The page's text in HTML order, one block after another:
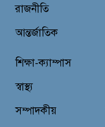
রাজনীতি
আন্তর্জাতিক
শিক্ষা-ক্যাম্পাস
স্বাস্থ্য
সম্পাদকীয়